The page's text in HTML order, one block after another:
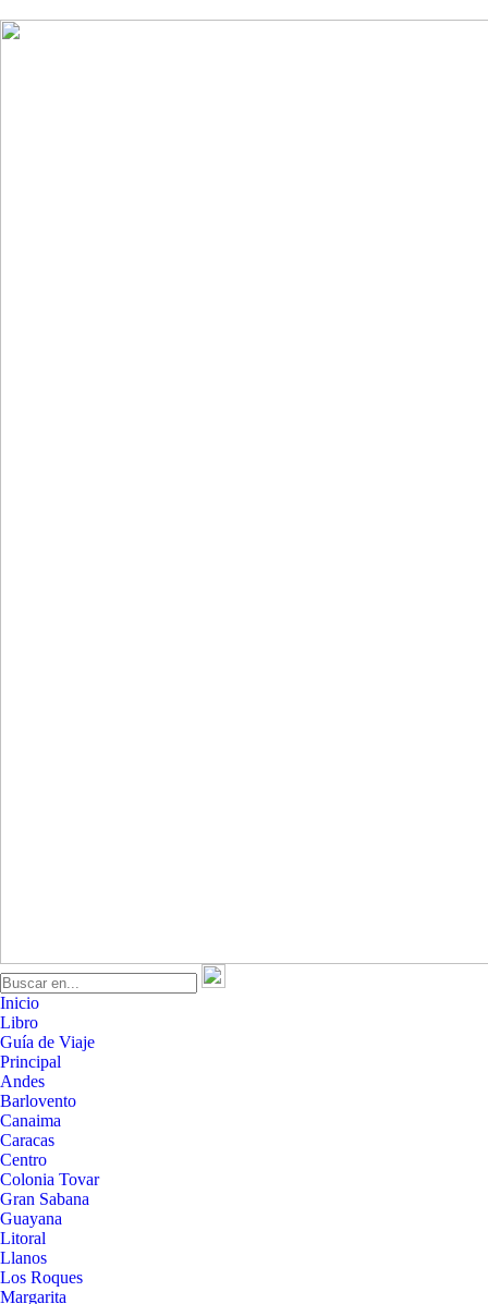
Inicio
Libro
Guía de Viaje
Principal
Andes
Barlovento
Canaima
Caracas
Centro
Colonia Tovar
Gran Sabana
Guayana
Litoral
Llanos
Los Roques
Margarita